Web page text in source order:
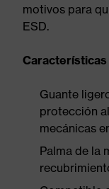
motivos para
ESD.
Guante
protección
mecánicas
Palma de la